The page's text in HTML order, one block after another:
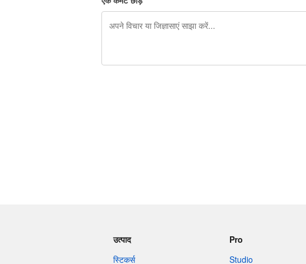
उत्पाद
स्टिकर्स
Pro
Studio